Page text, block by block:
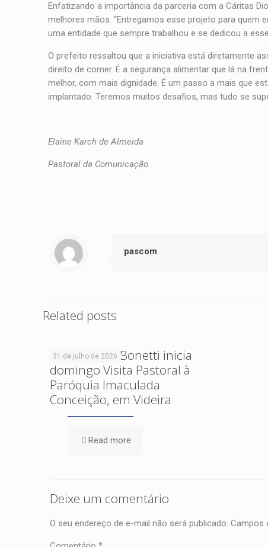
Enfatizando a importância da parceria com a Cáritas
melhores mãos. “Entregamos esse projeto para quem
uma entidade que sempre trabalhou e se dedicou a
O prefeito ressaltou que a iniciativa está diretamente
direito de comer. É a segurança alimentar que lá na
melhor, com mais dignidade. É um passo a mais que
implantado. Teremos muitos desafios, mas tudo se
Elaine Karch de Almeida
Pastoral da Comunicação
pascom
Related posts
31 de julho de 2026
Dom Cleocir Bonetti inicia
domingo Visita Pastoral à
Paróquia Imaculada
Conceição, em Videira
Read more
Deixe um comentário
O seu endereço de e-mail não será publicado. Campos